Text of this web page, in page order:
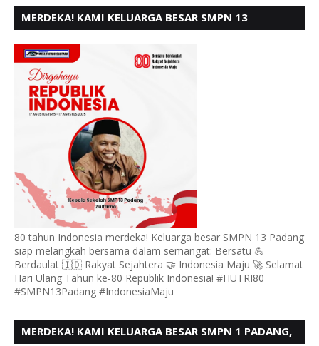
MERDEKA! KAMI KELUARGA BESAR SMPN 13
80 tahun Indonesia merdeka! Keluarga besar SMPN 13 Padang
siap melangkah bersama dalam semangat: Bersatu 💪
Berdaulat 🇮🇩 Rakyat Sejahtera 🤝 Indonesia Maju 🚀 Selamat
Hari Ulang Tahun ke-80 Republik Indonesia! #HUTRI80
#SMPN13Padang #IndonesiaMaju
MERDEKA! KAMI KELUARGA BESAR SMPN 1 PADANG,